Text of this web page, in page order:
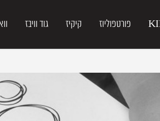
פורטפוליוז קיקיז גוד וויבז